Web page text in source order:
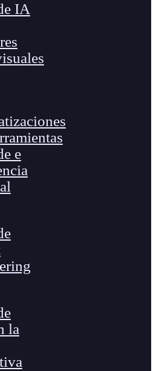
IA
e
la